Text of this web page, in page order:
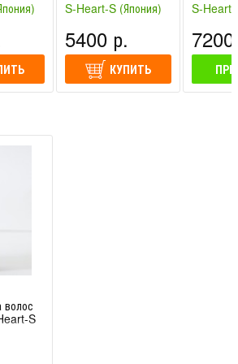
к активизации клеток.
- оказывает противовоспалительное
эффект, эффект стимулирования
увлажняющий компонент, ускоряет
- обладает увлажняющим
производство
гиалурона в коже.
- противовоспалительный компонент,
традиционное средство для
является противовоспалительным,
стимулирующий кровообращение
дезодорирующим свойством.
- противовоспалительный
S-Heart-S (Япония)
5400 р.
КУПИТЬ
S-Heart-
волос
S